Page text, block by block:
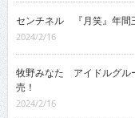
センチネル 『月笑』年間
2024/2/16
牧野みなた アイドルグル
売！
2024/2/16